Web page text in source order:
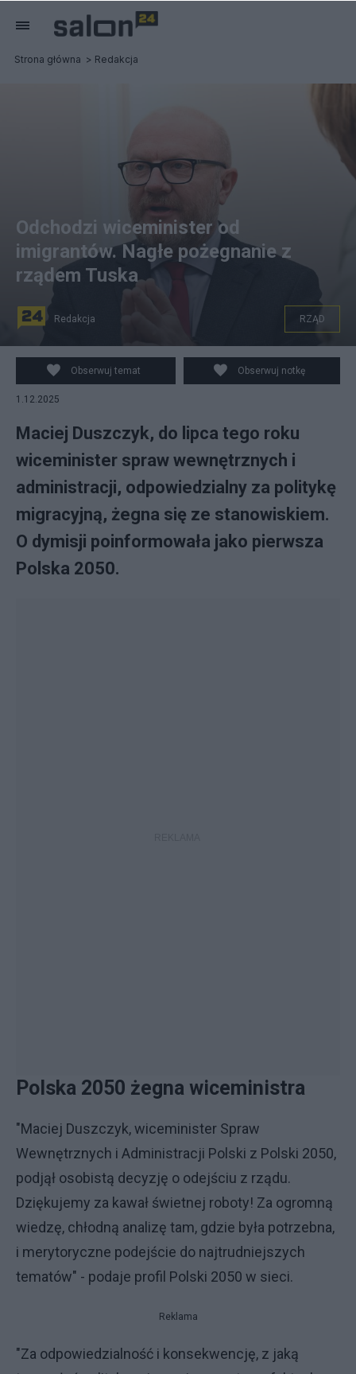
Strona główna Redakcja
Odchodzi wiceminister od
imigrantów. Nagłe pożegnanie z
rządem Tuska
Redakcja RZĄD
Obserwuj temat Obserwuj notkę
1.12.2025
Maciej Duszczyk, do lipca tego roku
wiceminister spraw wewnętrznych i
administracji, odpowiedzialny za politykę
migracyjną, żegna się ze stanowiskiem.
O dymisji poinformowała jako pierwsza
Polska 2050.
Polska 2050 żegna wiceministra
"Maciej Duszczyk, wiceminister Spraw
Wewnętrznych i Administracji Polski z Polski 2050,
podjął osobistą decyzję o odejściu z rządu.
Dziękujemy za kawał świetnej roboty! Za ogromną
wiedzę, chłodną analizę tam, gdzie była potrzebna,
i merytoryczne podejście do najtrudniejszych
tematów" - podaje profil Polski 2050 w sieci.
Reklama
"Za odpowiedzialność i konsekwencję, z jaką